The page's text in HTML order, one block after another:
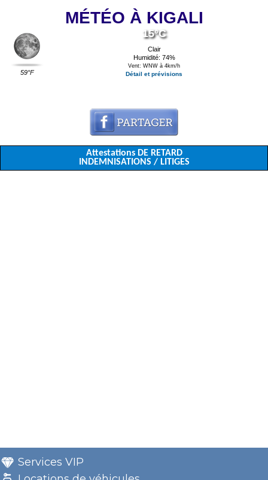
MÉTÉO À KIGALI
59°F
15°C
Clair
Humidité: 74%
Vent: WNW à 4km/h
Détail et prévisions
Attestations DE RETARD
INDEMNISATIONS / LITIGES
Services VIP